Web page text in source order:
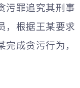
污罪追究其刑事
，根据王某要求
成贪污行为，